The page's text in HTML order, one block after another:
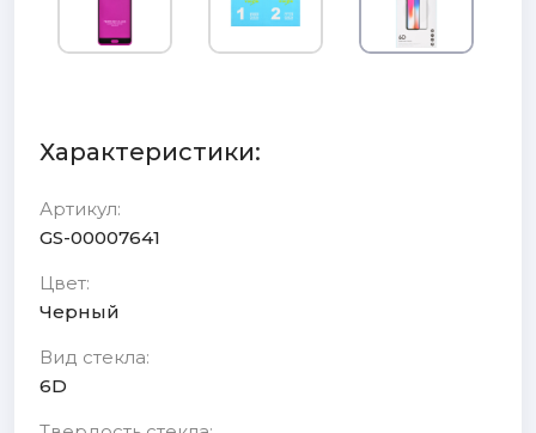
Характеристики:
Артикул:
GS-00007641
Цвет:
Черный
Вид стекла:
6D